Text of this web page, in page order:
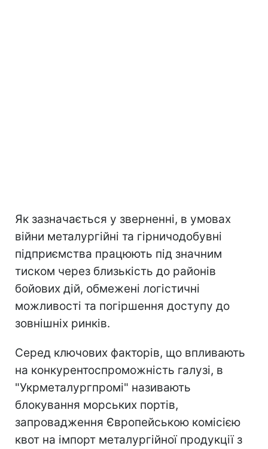
Як зазначається у зверненні, в умовах
війни металургійні та гірничодобувні
підприємства працюють під значним
тиском через близькість до районів
бойових дій, обмежені логістичні
можливості та погіршення доступу до
зовнішніх ринків.
Серед ключових факторів, що впливають
на конкурентоспроможність галузі, в
"Укрметалургпромі" називають
блокування морських портів,
запровадження Європейською комісією
квот на імпорт металургійної продукції з